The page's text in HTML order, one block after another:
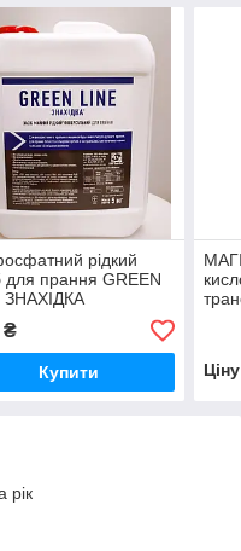
рідкий
для прання GREEN
ЗНАХІДКА
Купити
рік